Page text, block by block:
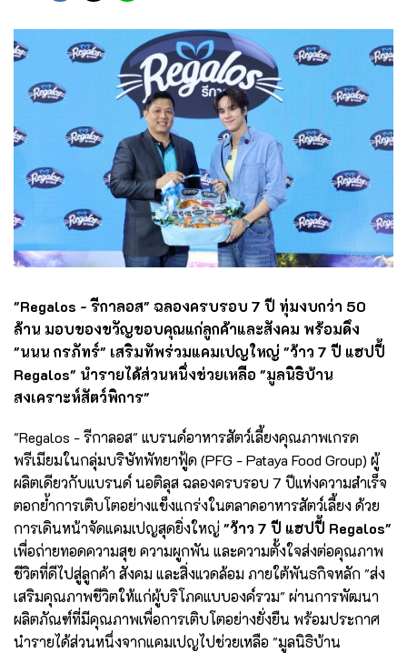
"Regalos - รีกาลอส" ฉลองครบรอบ 7 ปี ทุ่มงบกว่า 50
ล้าน มอบของขวัญขอบคุณแก่ลูกค้าและสังคม พร้อมดึง
"นนน กรภัทร์" เสริมทัพร่วมแคมเปญใหญ่ "ว้าว 7 ปี แฮปปี้
Regalos" นำรายได้ส่วนหนึ่งช่วยเหลือ "มูลนิธิบ้าน
สงเคราะห์สัตว์พิการ"
"Regalos - รีกาลอส" แบรนด์อาหารสัตว์เลี้ยงคุณภาพเกรด
พรีเมียมในกลุ่มบริษัทพัทยาฟู้ด (PFG - Pataya Food Group) ผู้
ผลิตเดียวกับแบรนด์ นอติลุส ฉลองครบรอบ 7 ปีแห่งความสำเร็จ
ตอกย้ำการเติบโตอย่างแข็งแกร่งในตลาดอาหารสัตว์เลี้ยง ด้วย
การเดินหน้าจัดแคมเปญสุดยิ่งใหญ่"ว้าว 7 ปี แฮปปี้ Regalos"
เพื่อถ่ายทอดความสุข ความผูกพัน และความตั้งใจส่งต่อคุณภาพ
ชีวิตที่ดีไปสู่ลูกค้า สังคม และสิ่งแวดล้อม ภายใต้พันธกิจหลัก "ส่ง
เสริมคุณภาพชีวิตให้แก่ผู้บริโภคแบบองค์รวม" ผ่านการพัฒนา
ผลิตภัณฑ์ที่มีคุณภาพเพื่อการเติบโตอย่างยั่งยืน พร้อมประกาศ
นำรายได้ส่วนหนึ่งจากแคมเปญไปช่วยเหลือ "มูลนิธิบ้าน